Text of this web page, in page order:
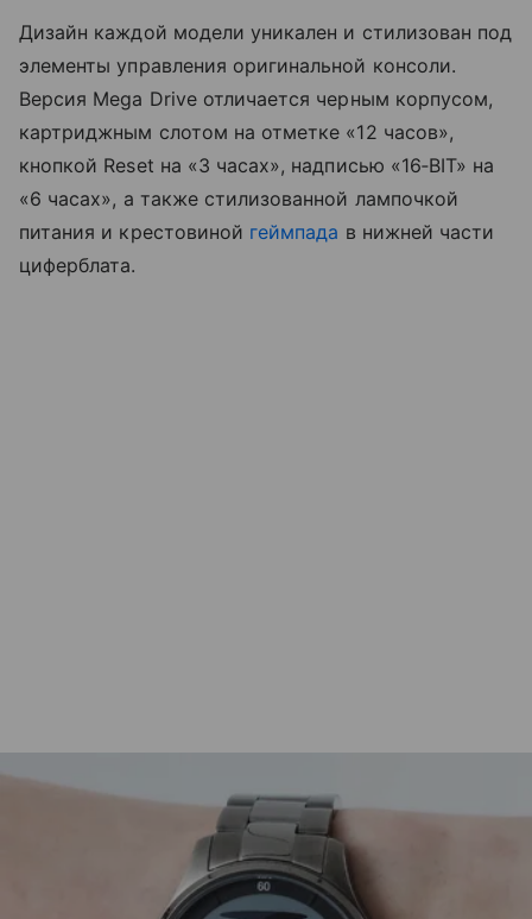
Дизайн каждой модели уникален и стилизован под
элементы управления оригинальной консоли.
Версия Mega Drive отличается черным корпусом,
картриджным слотом на отметке «12 часов»,
кнопкой Reset на «3 часах», надписью «16‑BIT» на
«6 часах», а также стилизованной лампочкой
питания и крестовиной геймпада в нижней части
циферблата.